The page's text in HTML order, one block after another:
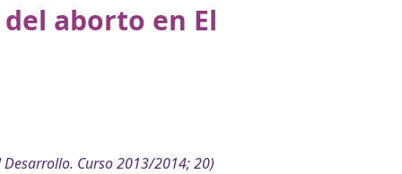
aborto en El
Curso 2013/2014; 20)